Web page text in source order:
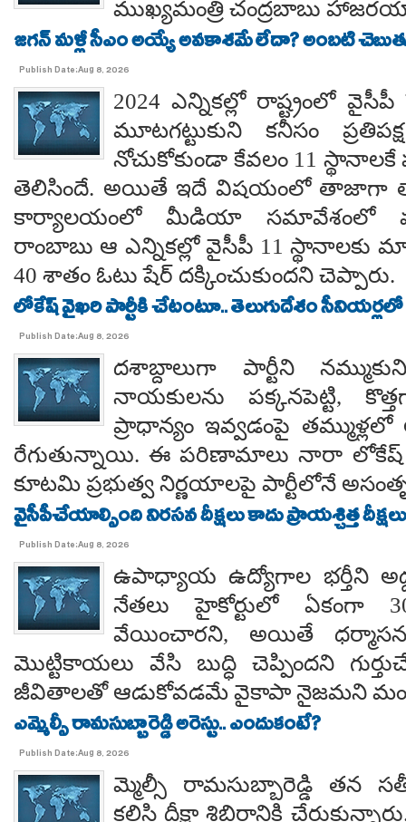
ముఖ్యమంత్రి చంద్రబాబు
జగన్ మళ్లీ సీఎం అయ్యే అవకాశమే లేదా? అంబటి
Publish Date:Aug 8, 2026
2024 ఎన్నికల్లో రాష్ట్రంలో
మూటగట్టుకుని కనీసం
నోచుకోకుండా కేవలం 11
తెలిసిందే. అయితే ఇదే విషయంలో తాజాగా
కార్యాలయంలో మీడియా సమావేశంలో
రాంబాబు ఆ ఎన్నికల్లో వైసీపీ 11
40 శాతం ఓటు షేర్ దక్కించుకుందని చెప్పారు.
లోకేష్ వైఖరి పార్టీకి చేటంటూ.. తెలుగుదేశం సీనియర్లలో
Publish Date:Aug 8, 2026
దశాబ్దాలుగా పార్టీని
నాయకులను పక్కనపెట్టి,
ప్రాధాన్యం ఇవ్వడంపై తమ్ముళ్లలో
రేగుతున్నాయి. ఈ పరిణామాలు నారా లోకేష్
కూటమి ప్రభుత్వ నిర్ణయాలపై పార్టీలోనే
వైసీపీచేయాల్సింది నిరసన దీక్షలు కాదు ప్రాయశ్చిత్త
Publish Date:Aug 8, 2026
ఉపాధ్యాయ ఉద్యోగాల భర్తీని
నేతలు హైకోర్టులో ఏకంగా
వేయించారని, అయితే
మొట్టికాయలు వేసి బుద్ధి చెప్పిందని
జీవితాలతో ఆడుకోవడమే వైకాపా నైజమని
ఎమ్మెల్సీ రామసుబ్బారెడ్డి అరెస్టు.. ఎందుకంటే?
Publish Date:Aug 8, 2026
మ్మెల్సీ రామసుబ్బారెడ్డి తన
కలిసి దీక్షా శిబిరానికి